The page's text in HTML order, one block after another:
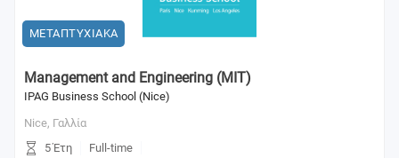
ΜΕΤΑΠΤΥΧΙΑΚΑ
Management and Engineering (MIT)
IPAG Business School (Nice)
Nice, Γαλλία
5 Έτη
Full-time